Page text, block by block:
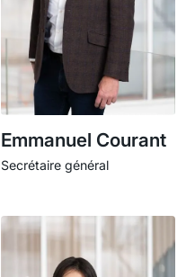
Emmanuel Courant
Secrétaire général